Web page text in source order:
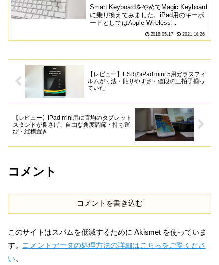
由
Smart KeyboardをやめてMagic Keyboard
に乗り換えてみました。iPad用のキーボ
ードとしてはApple Wireless
Keyboard→Smart Keyboard→Magic
Keyboardと乗り換えてきてよ...
2018.05.17 2021.10.26
【レビュー】ESRのiPad mini 5用ガラスフィ
ルムが寸法・貼りやすさ・値段の三拍子揃っ
ていた
【レビュー】iPad mini用に百均のタブレット
スタンドが良さげ、自由な角度調節・持ち運
び・縦横置き
コメント
コメントを書き込む
このサイトはスパムを低減するために Akismet を使っていま
す。
コメントデータの処理方法の詳細はこちらをご覧くださ
い。